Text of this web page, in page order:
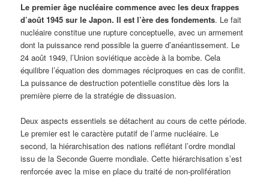
Le premier âge nucléaire commence avec les deux frappes
d’août 1945 sur le Japon. Il est l’ère des fondements. Le fait
nucléaire constitue une rupture conceptuelle, avec un armement
dont la puissance rend possible la guerre d’anéantissement. Le
24 août 1949, l’Union soviétique accède à la bombe. Cela
équilibre l’équation des dommages réciproques en cas de conflit.
La puissance de destruction potentielle constitue dès lors la
première pierre de la stratégie de dissuasion.
Deux aspects essentiels se détachent au cours de cette période.
Le premier est le caractère putatif de l’arme nucléaire. Le
second, la hiérarchisation des nations reflétant l’ordre mondial
issu de la Seconde Guerre mondiale. Cette hiérarchisation s’est
renforcée avec la mise en place du traité de non-prolifération